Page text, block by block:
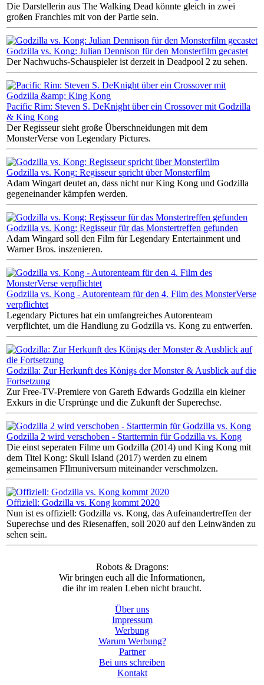
Die Darstellerin aus The Walking Dead könnte gleich in zwei
großen Franchies mit von der Partie sein.
Godzilla vs. Kong: Julian Dennison für den Monsterfilm gecastet
Der Nachwuchs-Schauspieler ist derzeit in Deadpool 2 zu sehen.
Pacific Rim: Steven S. DeKnight über ein Crossover mit Godzilla
& King Kong
Der Regisseur sieht große Überschneidungen mit dem
MonsterVerse von Legendary Pictures.
Godzilla vs. Kong: Regisseur spricht über Monsterfilm
Adam Wingart deutet an, dass nicht nur King Kong und Godzilla
gegeneinander kämpfen werden.
Godzilla vs. Kong: Regisseur für das Monstertreffen gefunden
Adam Wingard soll den Film für Legendary Entertainment und
Warner Bros. inszenieren.
Godzilla vs. Kong - Autorenteam für den 4. Film des MonsterVerse
verpflichtet
Legendary Pictures hat ein umfangreiches Autorenteam
verpflichtet, um die Handlung zu Godzilla vs. Kong zu entwerfen.
Godzilla: Zur Herkunft des Königs der Monster & Ausblick auf die
Fortsetzung
Zur Free-TV-Premiere von Gareth Edwards Godzilla ein kleiner
Exkurs in die Ursprünge und die Zukunft der Superechse.
Godzilla 2 wird verschoben - Starttermin für Godzilla vs. Kong
Die einst seperaten Filme um Godzilla (2014) und King Kong mit
dem Titel Kong: Skull Island (2017) werden zu einem
gemeinsamen FIlmuniversum miteinander verschmolzen.
Offiziell: Godzilla vs. Kong kommt 2020
Nun ist es offiziell: Godzilla vs. Kong, das Aufeinandertreffen der
Superechse und des Riesenaffen, soll 2020 auf den Leinwänden zu
sehen sein.
Robots & Dragons:
Wir bringen euch all die Informationen,
die ihr im realen Leben nicht braucht.
Über uns
Impressum
Werbung
Warum Werbung?
Partner
Bei uns schreiben
Kontakt